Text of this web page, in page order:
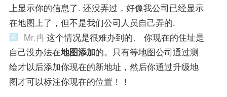
上显示你的信息了. 还没弄过，好像我公司已经显示
在地图上了，但不是我们公司人员自己弄的.
Mr.冉这个情况是很难办到的、 你现在的住址是
自己没办法在地图添加的。只有等地图公司通过测
绘才以后添加你现在的新地址，然后你通过升级地
图才可以标注你现在的位置！！